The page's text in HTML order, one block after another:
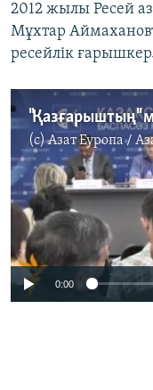
2012 жылы Ресей
Мұхтар
ресейлік
"Қазғарыштың"
(c)Азат Еуропа /
No
0:00